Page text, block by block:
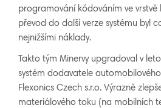
programování kódováním ve
převod do další verze systému byl
nejnižšími náklady.
Takto tým Minervy upgradoval v
systém dodavatele
Flexonics Czech s.r.o. Výrazně
materiálového toku (na mobilních